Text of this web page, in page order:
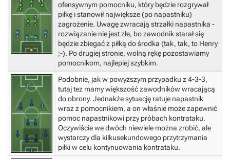
ofensywnym pomocniku, który będzie rozgrywał
piłkę i stanowił największe (po napastniku)
zagrożenie. Uwagę zwracają strzałki napastnika -
rozwiązanie nie jest złe, bo zawodnik starał się
będzie zbiegać z piłką do środka (tak, tak, to Henry
;-). Po drugiej stronie, wolną rękę pozostawiamy
pomocnikom, najlepiej szybkim.
Podobnie, jak w powyższym przypadku z 4-3-3,
tutaj tez mamy większość zawodników wracającą
do obrony. Jednakże sytuację ratuje napastnik
wraz z pomocnikiem, a on właśnie może zapewnić
pomoc napastnikowi przy próbach kontrataku.
Oczywiście we dwóch niewiele można zrobić, ale
wystarczy dla kilkusekundowego przytrzymania
piłki w celu kontynuowania kontrataku.